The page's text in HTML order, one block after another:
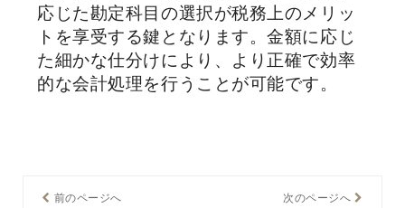
応じた勘定科目の選択が税務上のメリッ
トを享受する鍵となります。金額に応じ
た細かな仕分けにより、より正確で効率
的な会計処理を行うことが可能です。
前のページへ 次のページへ